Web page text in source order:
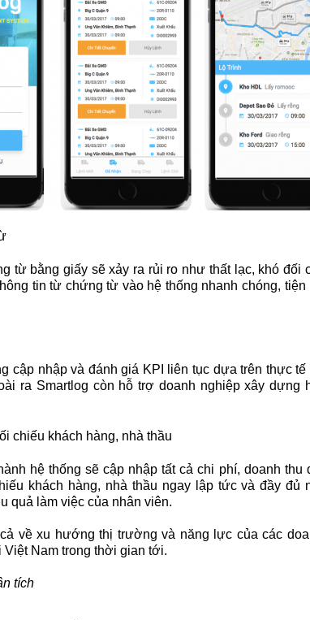
từ bằng giấy sẽ xảy ra rủi ro như thất lạc, khó đối
tin từ chứng từ vào hệ thống nhanh chóng,
cập nhập và đánh giá KPI liên tục dựa trên thực
ra Smartlog còn hỗ trợ doanh nghiệp xây dựng
chiếu khách hàng, nhà thầu
hệ thống sẽ cập nhập tất cả chi phí, doanh
khách hàng, nhà thầu ngay lập tức và đầy
quả làm việc của nhân viên.
về xu hướng thị trường và năng lực của các
Việt Nam trong thời gian tới.
tích